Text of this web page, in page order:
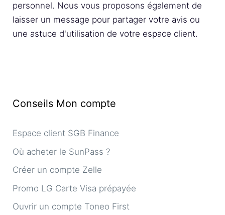
personnel. Nous vous proposons également de
laisser un message pour partager votre avis ou
une astuce d'utilisation de votre espace client.
Conseils Mon compte
Espace client SGB Finance
Où acheter le SunPass ?
Créer un compte Zelle
Promo LG Carte Visa prépayée
Ouvrir un compte Toneo First